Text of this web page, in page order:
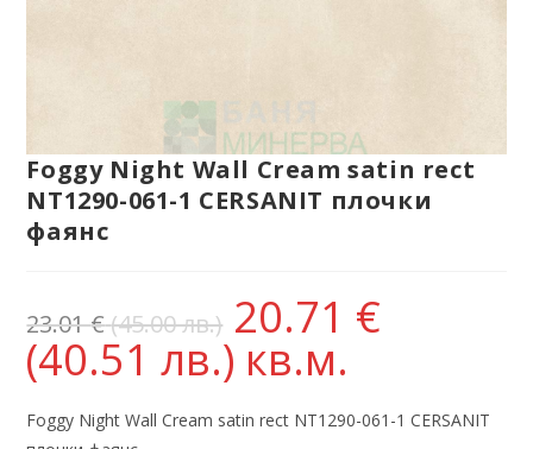
Foggy Night Wall Cream satin rect
NT1290-061-1 CERSANIT плочки
фаянс
23.01€(45.00 лв.) 20.71 €
(40.51 лв.) кв.м.
Foggy Night Wall Cream satin rect NT1290-061-1 CERSANIT